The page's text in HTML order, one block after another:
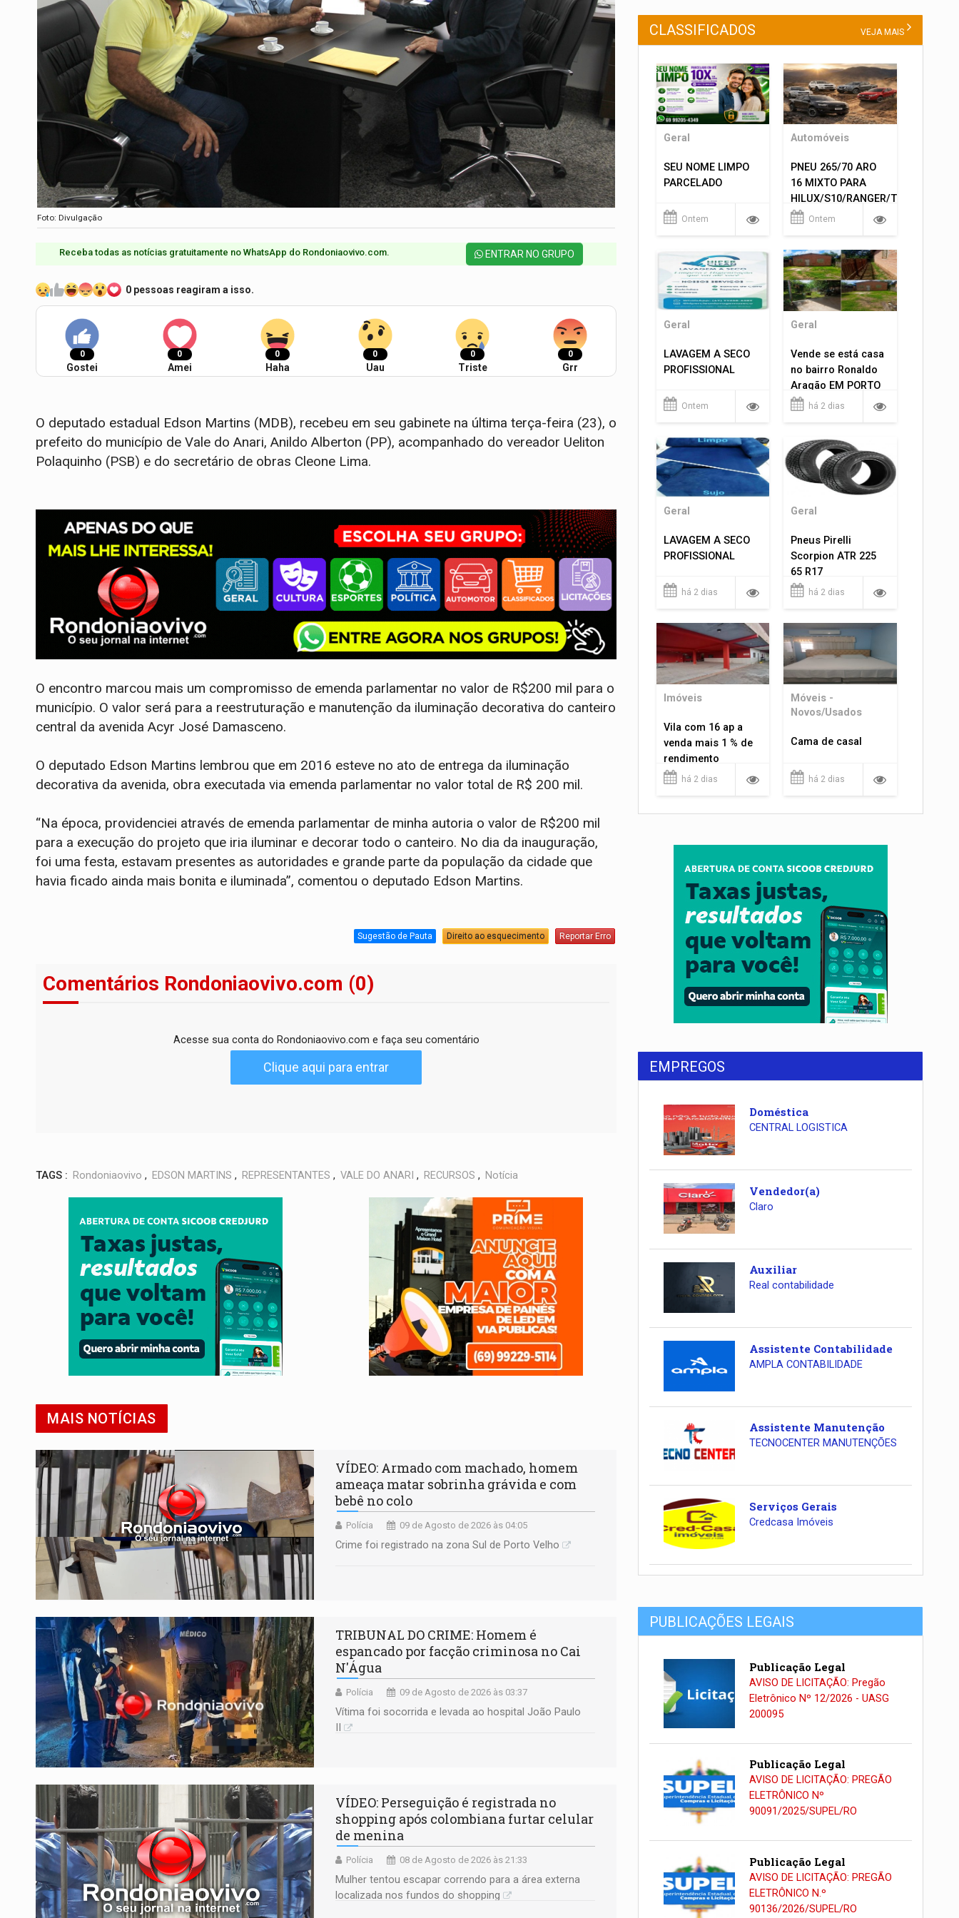
Foto: Divulgação
Receba todas as notícias gratuitamente no WhatsApp do Rondoniaovivo.com.​ ENTRAR NO GRUPO
0 pessoas reagiram a isso.
0
Gostei
0
Amei
0
Haha
0
Uau
0
Triste
0
Grr
O deputado estadual Edson Martins (MDB), recebeu em seu gabinete na última terça-feira (23), o
prefeito do município de Vale do Anari, Anildo Alberton (PP), acompanhado do vereador Ueliton
Polaquinho (PSB) e do secretário de obras Cleone Lima.
O encontro marcou mais um compromisso de emenda parlamentar no valor de R$200 mil para o
município. O valor será para a reestruturação e manutenção da iluminação decorativa do canteiro
central da avenida Acyr José Damasceno.
O deputado Edson Martins lembrou que em 2016 esteve no ato de entrega da iluminação
decorativa da avenida, obra executada via emenda parlamentar no valor total de R$ 200 mil.
“Na época, providenciei através de emenda parlamentar de minha autoria o valor de R$200 mil
para a execução do projeto que iria iluminar e decorar todo o canteiro. No dia da inauguração,
foi uma festa, estavam presentes as autoridades e grande parte da população da cidade que
havia ficado ainda mais bonita e iluminada”, comentou o deputado Edson Martins.
Sugestão de Pauta Direito ao esquecimento Reportar Erro
Comentários Rondoniaovivo.com (0)
Acesse sua conta do Rondoniaovivo.com e faça seu comentário
Clique aqui para entrar
TAGS : Rondoniaovivo , EDSON MARTINS , REPRESENTANTES , VALE DO ANARI , RECURSOS , Notícia
MAIS NOTÍCIAS
VÍDEO: Armado com machado, homem
ameaça matar sobrinha grávida e com
bebê no colo
Polícia 09 de Agosto de 2026 às 04:05
Crime foi registrado na zona Sul de Porto Velho
TRIBUNAL DO CRIME: Homem é
espancado por facção criminosa no Cai
N'Água
Polícia 09 de Agosto de 2026 às 03:37
Vítima foi socorrida e levada ao hospital João Paulo
VÍDEO: Perseguição é registrada no
shopping após colombiana furtar celular
de menina
Polícia 08 de Agosto de 2026 às 21:33
Mulher tentou escapar correndo para a área externa
localizada nos fundos do shopping
CLASSIFICADOS VEJA MAIS
Geral
SEU NOME LIMPO
PARCELADO
Ontem
Automóveis
PNEU 265/70 ARO
16 MIXTO PARA
HILUX/S10/RANGER/TRITON
ETC... MONTAGEM
Ontem
Geral
LAVAGEM A SECO
PROFISSIONAL
Ontem
Geral
Vende se está casa
no bairro Ronaldo
Aragão EM PORTO
VELHO RO.
há 2 dias
Geral
LAVAGEM A SECO
PROFISSIONAL
há 2 dias
Geral
Pneus Pirelli
Scorpion ATR 225
65 R17
há 2 dias
Imóveis
Vila com 16 ap a
venda mais 1 % de
rendimento
há 2 dias
Móveis -
Novos/Usados
Cama de casal
há 2 dias
EMPREGOS
Doméstica
CENTRAL LOGISTICA
Vendedor(a)
Claro
Auxiliar
Real contabilidade
Assistente Contabilidade
AMPLA CONTABILIDADE
Assistente Manutenção
TECNOCENTER MANUTENÇÕES
Serviços Gerais
Credcasa Imóveis
PUBLICAÇÕES LEGAIS
Publicação Legal
AVISO DE LICITAÇÃO: Pregão
Eletrônico Nº 12/2026 - UASG
200095
Publicação Legal
AVISO DE LICITAÇÃO: PREGÃO
ELETRÔNICO Nº
90091/2025/SUPEL/RO
Publicação Legal
AVISO DE LICITAÇÃO: PREGÃO
ELETRÔNICO N.º
90136/2026/SUPEL/RO